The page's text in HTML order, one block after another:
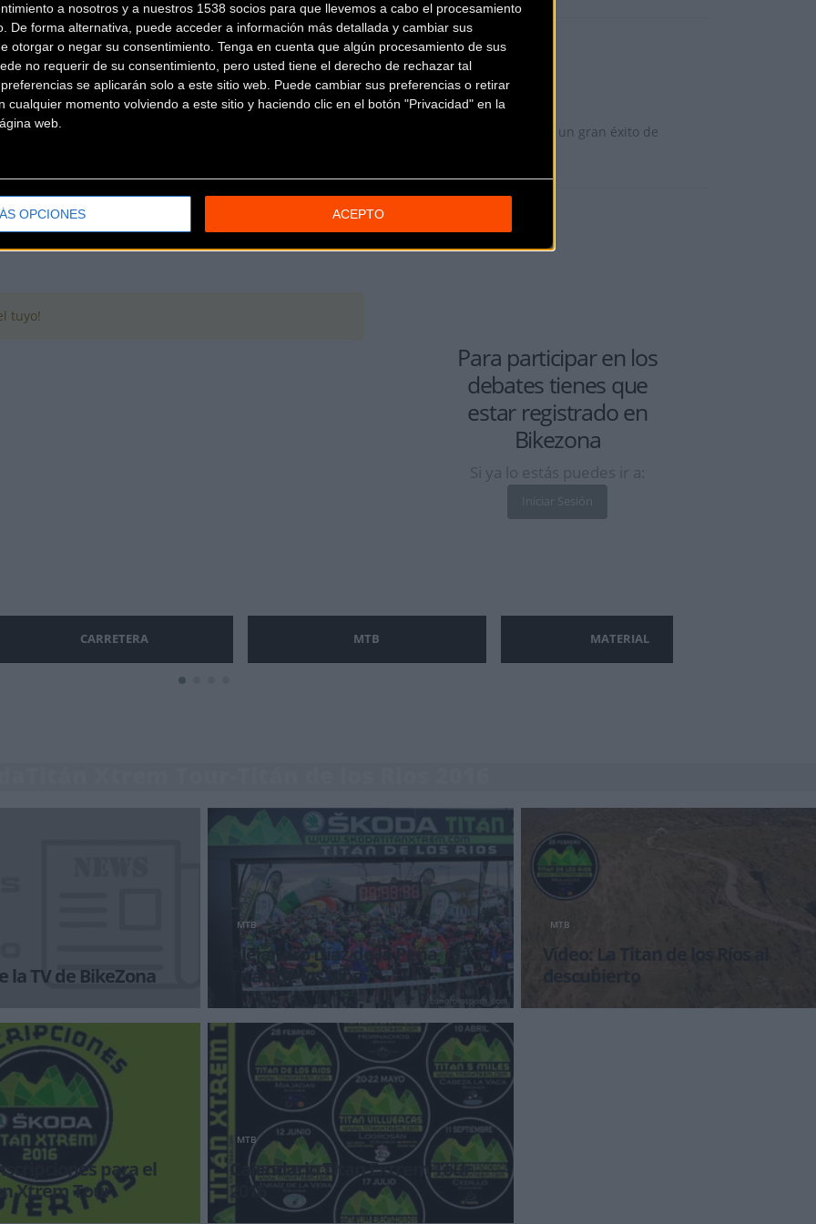
a nosotros y a nuestros 1538 socios para que llevemos a cabo el procesamiento
De forma alternativa, puede acceder a información más detallada y cambiar sus
otorgar o negar su consentimiento. Tenga en cuenta que algún procesamiento de sus
no requerir de su consentimiento, pero usted tiene el derecho de rechazar tal
se aplicarán solo a este sitio web. Puede cambiar sus preferencias o retirar
cualquier momento volviendo a este sitio y haciendo clic en el botón "Privacidad" en la
web.
OPCIONES ACEPTO
Más info. de este evento
SKODATITÁN XTREM TOUR-TITÁN DE LOS RIOS 2016
Se celebra el 28/02/2016
Titán de los Ríos. Una de las marchas que abrían el calendario en Extremadura con un gran éxito de
tuyo!
Para participar en los
debates tienes que
estar registradoen
Bikezona
Si ya lo estás puedes ir a:
Iniciar Sesión
CARRETERA MTB MATERIAL
la TV de BikeZona
MTB
Alejandro Díaz de la Peña, el
Titán de los Ríos
Incontestable victoria de Alejandro Díaz de la
Peña en la Titán de los Ríos, prueba que habr
MTB
Vídeo: La Titan de los Ríos al
descubierto
Tan solo resta un mes para el comienzo de
para el
Xtrem Tour
que irrumpió en 2015
MTB
Calendario Titan Extrem Tour
2016
El pasado 13 de septiembre, la Titán Tajo